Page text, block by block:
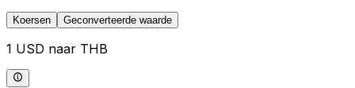
Koersen Geconverteerde waarde
1 USD naar THB